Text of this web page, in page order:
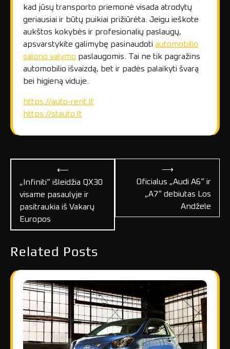
kad jūsų transporto priemonė visada atrodytų
geriausiai ir būtų puikiai prižiūrėta. Jeigu ieškote
aukštos kokybės ir profesionalių paslaugų,
apsvarstykite galimybę pasinaudoti automobilio
salono valymo paslaugomis. Tai ne tik pagražins
automobilio išvaizdą, bet ir padės palaikyti švarą
bei higieną viduje.
https://auto-rent.lt
https://stauto.lt
Navigacija
tarp
įrašų
⟵
„Infiniti“ išleidžia QX30
visame pasaulyje ir
pasitraukia iš Vakarų
Europos
Oficialus „Audi A6“ ir
„A7“ debiutas Los
Andžele
⟶
Related Posts